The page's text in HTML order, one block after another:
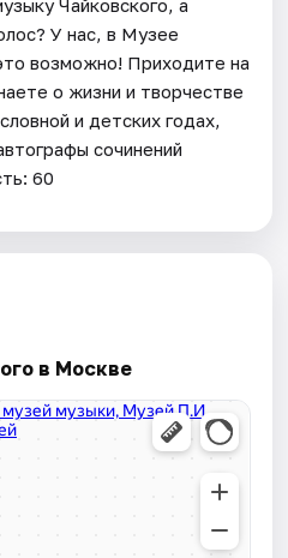
Чайковского, а
У нас, в Музее
возможно! Приходите на
о жизни и творчестве
и детских годах,
сочинений
60
в Москве